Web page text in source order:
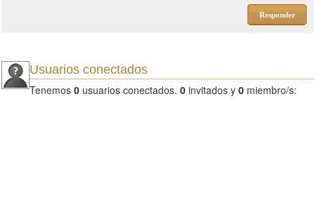
Responder
Usuarios conectados
Tenemos 0 usuarios conectados. 0 invitados y 0 miembro/s: